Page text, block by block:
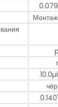
Монтаж